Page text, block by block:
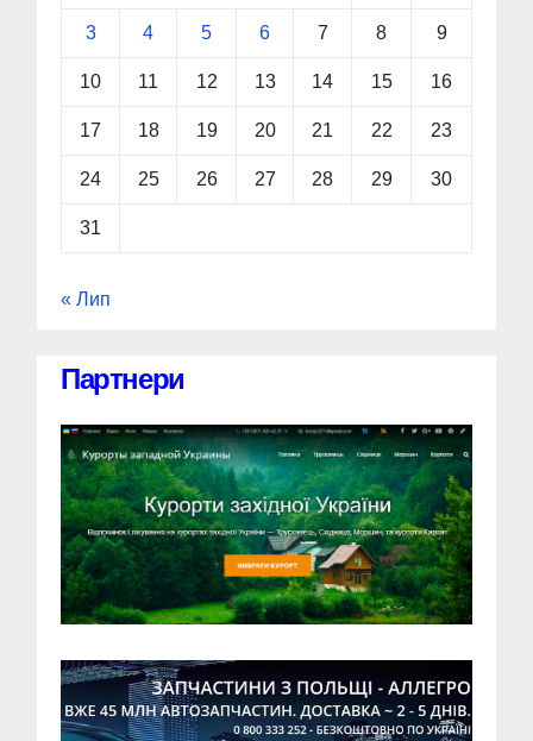
3 4 5 6 7 8 9
10 11 12 13 14 15 16
17 18 19 20 21 22 23
24 25 26 27 28 29 30
31
« Лип
Партнери